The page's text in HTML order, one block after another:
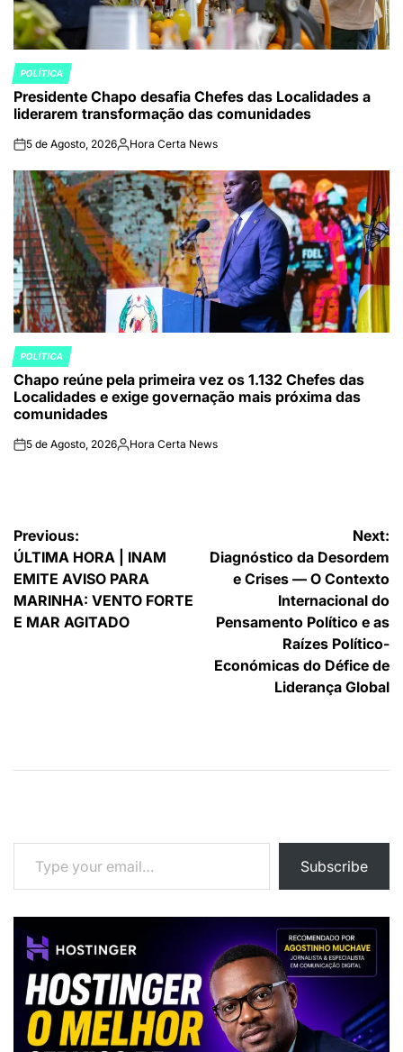
POSTED
IN
POLÍTICA
Presidente Chapo desafia Chefes das Localidades a
liderarem transformação das comunidades
on5 de Agosto, 2026Publicado
Hora Certa News
POSTED
IN
POLÍTICA
Chapo reúne pela primeira vez os 1.132 Chefes das
Localidades e exige governação mais próxima das
comunidades
on5 de Agosto, 2026Publicado
Hora Certa News
Navegação
de
artigos
Previous:
ÚLTIMA HORA | INAM
EMITE AVISO PARA
MARINHA: VENTO FORTE
E MAR AGITADO
Next:
Diagnóstico da Desordem
e Crises — O Contexto
Internacional do
Pensamento Político e as
Raízes Político-
Económicas do Défice de
Liderança Global
Type your email…
Subscribe